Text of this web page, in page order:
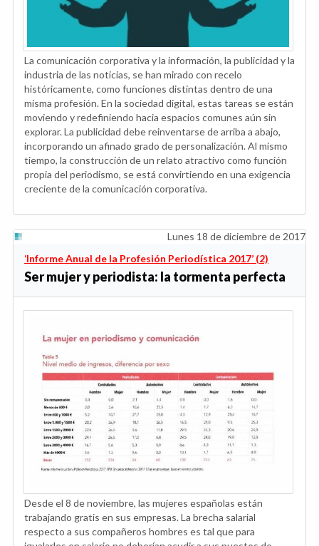
La comunicación corporativa y la información, la publicidad y la
industria de las noticias, se han mirado con recelo
históricamente, como funciones distintas dentro de una
misma profesión. En la sociedad digital, estas tareas se están
moviendo y redefiniendo hacia espacios comunes aún sin
explorar. La publicidad debe reinventarse de arriba a abajo,
incorporando un afinado grado de personalización. Al mismo
tiempo, la construcción de un relato atractivo como función
propia del periodismo, se está convirtiendo en una exigencia
creciente de la comunicación corporativa.
Lunes 18 de diciembre de 2017
‘Informe Anual de la Profesión Periodística 2017’ (2)
Ser mujer y periodista: la tormenta perfecta
Desde el 8 de noviembre, las mujeres españolas están
trabajando gratis en sus empresas. La brecha salarial
respecto a sus compañeros hombres es tal que para